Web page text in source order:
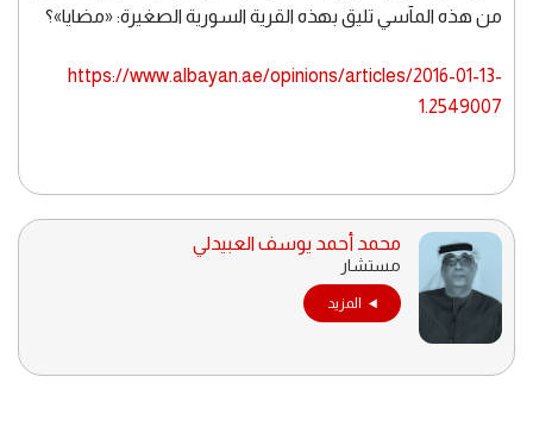
من هذه المآسي تليق بهذه القرية السورية الصغيرة: «مضايا»؟
https://www.albayan.ae/opinions/articles/2016-01-13-
1.2549007
محمد أحمد يوسف العبيدلي
مستشار
المزيد